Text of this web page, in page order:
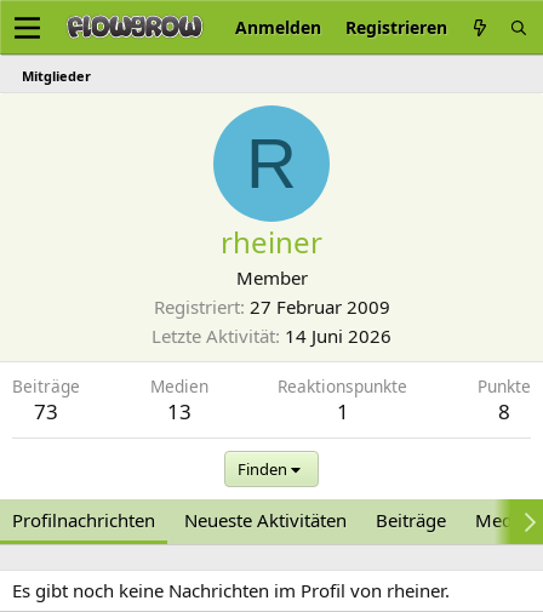
Anmelden Registrieren
Mitglieder
R
rheiner
Member
Registriert 27 Februar 2009
Letzte Aktivität 14 Juni 2026
Beiträge
73
Medien
13
Reaktionspunkte
1
Punkte
8
Finden
Profilnachrichten Neueste Aktivitäten Beiträge Medien
Es gibt noch keine Nachrichten im Profil von rheiner.